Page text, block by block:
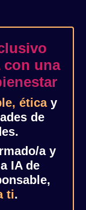
con una
éticay
de
a y
IA de
ti.